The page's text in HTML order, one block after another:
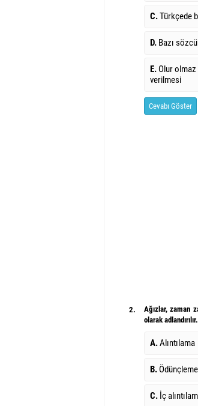
C.Türkçede
D. Bazı
E. Olur
verilmesi
Cevabı Göster
2.
Ağızlar, zaman
olarak adlandırılır.
A.Alıntılama
B. Ödünçleme
C. İç